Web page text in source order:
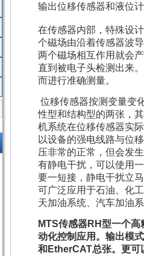
输出位移传感器和液位
在传感器内部，特殊设
个磁场由沿着传感器波
两个磁场相互作用就会
直到被电子头检测出来
而进行准确测量。
位移传感器按测变量变
性型和结构型的两张，
机系统在位移传感器实
以设备的强电线路与位
压非常的正常，但会发
有静电干扰，可以使用
要一短接，静电干扰立
可广泛应用于石油、化
天加油系统、汽车加油
MTS传感器RH型一个
动化控制应用。输出模
和EtherCAT总张。更可